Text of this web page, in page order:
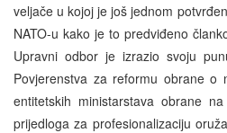
veljače u kojoj je još jednom
NATO-u kako je to predviđeno
Upravni odbor je izrazio svoju
Povjerenstva za reformu obrane o
entitetskih ministarstava obrane
prijedloga za profesionalizaciju